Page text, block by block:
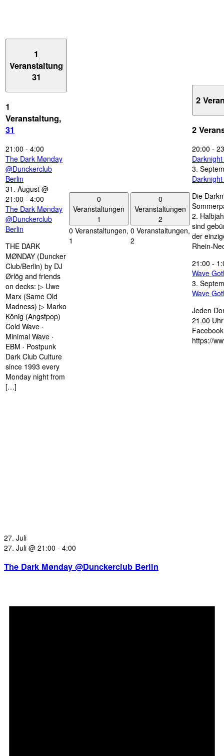
1
Veranstaltung
31
1
Veranstaltung,
31
21:00 - 4:00
The Dark Mønday
@Dunckerclub
Berlin
31. August @
21:00 - 4:00
The Dark Mønday
@Dunckerclub
Berlin
THE DARK
MØNDAY (Duncker
Club/Berlin) by DJ
Ørlög and friends
on decks: ▷ Uwe
Marx (Same Old
Madness) ▷ Marko
König (Angstpop)
Cold Wave ·
Minimal Wave ·
EBM · Postpunk
Dark Club Culture
since 1993 every
Monday night from
[…]
0
Veranstaltungen
1
0 Veranstaltungen,
1
0
Veranstaltungen
2
0 Veranstaltungen,
2
2
2
20:00 -
3.
Die
2.
sind
der
Rhein-
21:00 -
Wave
3.
Wave
Jeden
21.00
https://
27. Juli
27. Juli @ 21:00 - 4:00
The Dark Mønday @Dunckerclub Berlin